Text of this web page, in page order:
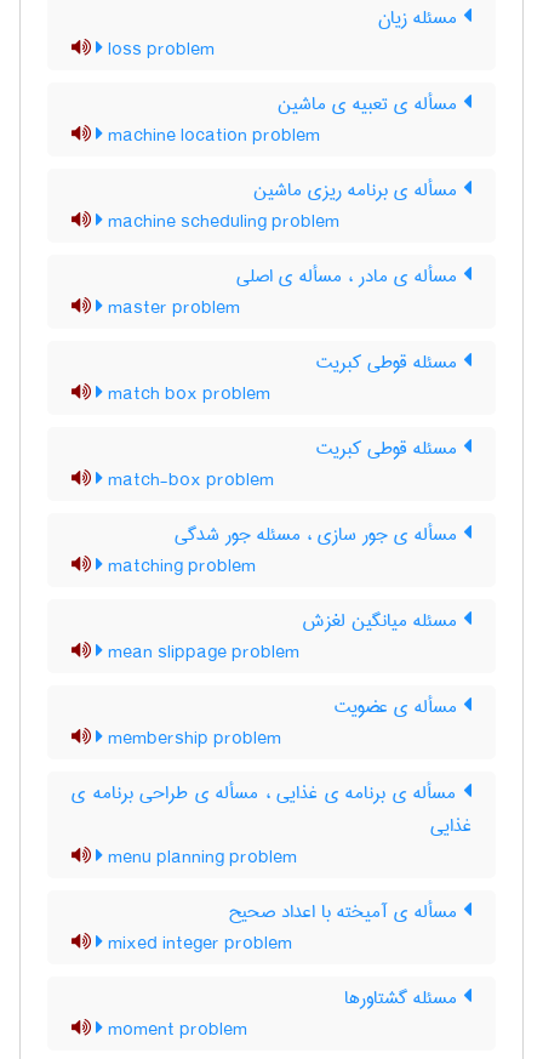
مسئله زیان
loss problem
مسأله ی تعبیه ی ماشین
machine location problem
مسأله ی برنامه ریزی ماشین
machine scheduling problem
مسأله ی مادر ، مسأله ی اصلی
master problem
مسئله قوطی کبریت
match box problem
مسئله قوطی کبریت
match-box problem
مسأله ی جور سازی ، مسئله جور شدگی
matching problem
مسئله میانگین لغزش
mean slippage problem
مسأله ی عضویت
membership problem
مسأله ی برنامه ی غذایی ، مسأله ی طراحی برنامه ی
غذایی
menu planning problem
مسأله ی آمیخته با اعداد صحیح
mixed integer problem
مسئله گشتاورها
moment problem